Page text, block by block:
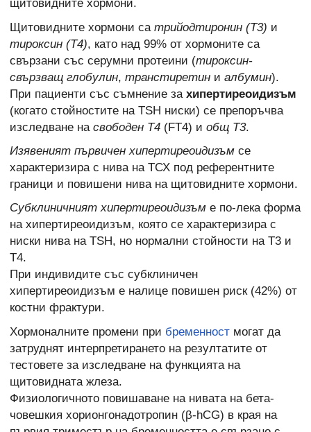
щитовидните хормони.
Щитовидните хормони са трийодтиронин (Т3) и
тироксин (Т4), като над 99% от хормоните са
свързани със серумни протеини (тироксин-
свързващ глобулин, транстиретин и албумин).
При пациенти със съмнение за хипертиреоидизъм
(когато стойностите на TSH ниски) се препоръчва
изследване на свободен Т4 (FT4) и общ Т3.
Изявеният първичен хипертиреоидизъм се
характеризира с нива на ТСХ под референтните
граници и повишени нива на щитовидните хормони.
Субклиничният хипертиреоидизъм е по-лека форма
на хипертиреоидизъм, която се характеризира с
ниски нива на TSH, но нормални стойности на Т3 и
Т4.
При индивидите със субклиничен
хипертиреоидизъм е налице повишен риск (42%) от
костни фрактури.
Хормоналните промени при бременност могат да
затруднят интерпретирането на резултатите от
тестовете за изследване на функцията на
щитовидната жлеза.
Физиологичното повишаване на нивата на бета-
човешкия хорионгонадотропин (β-hCG) в края на